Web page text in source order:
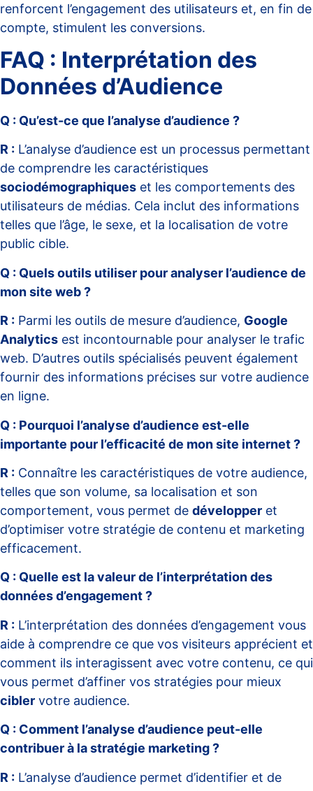
renforcent l’engagement des utilisateurs et, en fin de
compte, stimulent les conversions.
FAQ : Interprétation des
Données d’Audience
Q : Qu’est-ce que l’analyse d’audience ?
R : L’analyse d’audience est un processus permettant
de comprendre les caractéristiques
sociodémographiques et les comportements des
utilisateurs de médias. Cela inclut des informations
telles que l’âge, le sexe, et la localisation de votre
public cible.
Q : Quels outils utiliser pour analyser l’audience de
mon site web ?
R : Parmi les outils de mesure d’audience, Google
Analytics est incontournable pour analyser le trafic
web. D’autres outils spécialisés peuvent également
fournir des informations précises sur votre audience
en ligne.
Q : Pourquoi l’analyse d’audience est-elle
importante pour l’efficacité de mon site internet ?
R : Connaître les caractéristiques de votre audience,
telles que son volume, sa localisation et son
comportement, vous permet de développer et
d’optimiser votre stratégie de contenu et marketing
efficacement.
Q : Quelle est la valeur de l’interprétation des
données d’engagement ?
R : L’interprétation des données d’engagement vous
aide à comprendre ce que vos visiteurs apprécient et
comment ils interagissent avec votre contenu, ce qui
vous permet d’affiner vos stratégies pour mieux
cibler votre audience.
Q : Comment l’analyse d’audience peut-elle
contribuer à la stratégie marketing ?
R : L’analyse d’audience permet d’identifier et de